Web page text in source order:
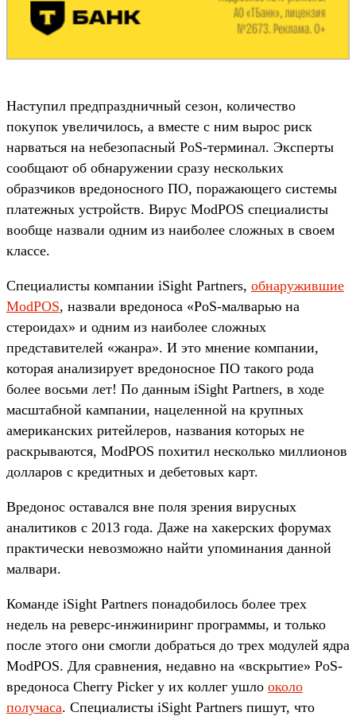
Наступил предпраздничный сезон, количество
покупок увеличилось, а вместе с ним вырос риск
нарваться на небезопасный PoS-терминал. Эксперты
сообщают об обнаружении сразу нескольких
образчиков вредоносного ПО, поражающего системы
платежных устройств. Вирус ModPOS специалисты
вообще назвали одним из наиболее сложных в своем
классе.
Специалисты компании iSight Partners, обнаружившие
ModPOS, назвали вредоноса «PoS-малварью на
стероидах» и одним из наиболее сложных
представителей «жанра». И это мнение компании,
которая анализирует вредоносное ПО такого рода
более восьми лет! По данным iSight Partners, в ходе
масштабной кампании, нацеленной на крупных
американских ритейлеров, названия которых не
раскрываются, ModPOS похитил несколько миллионов
долларов с кредитных и дебетовых карт.
Вредонос оставался вне поля зрения вирусных
аналитиков с 2013 года. Даже на хакерских форумах
практически невозможно найти упоминания данной
малвари.
Команде iSight Partners понадобилось более трех
недель на реверс-инжиниринг программы, и только
после этого они смогли добраться до трех модулей ядра
ModPOS. Для сравнения, недавно на «вскрытие» PoS-
вредоноса Cherry Picker у их коллег ушло около
получаса. Специалисты iSight Partners пишут, что